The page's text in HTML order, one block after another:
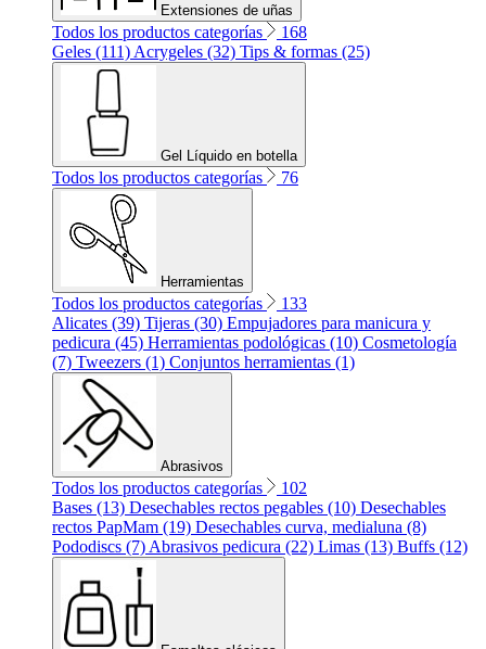
Extensiones de uñas
Todos los productos categorías
168
Geles (111) Acrygeles (32) Tips & formas (25)
Gel Líquido en botella
Todos los productos categorías 76
Herramientas
Todos los productos categorías
133
Alicates (39) Tijeras (30) Empujadores para manicura y
pedicura (45) Herramientas podológicas (10) Cosmetología
(7) Tweezers (1) Conjuntos herramientas (1)
Abrasivos
Todos los productos categorías
102
Bases (13) Desechables rectos pegables (10) Desechables
rectos PapMam (19) Desechables curva, medialuna (8)
Pododiscs (7) Abrasivos pedicura (22) Limas (13) Buffs (12)